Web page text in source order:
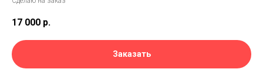
17 000 р.
Заказать